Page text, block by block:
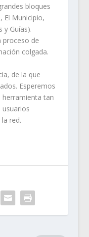
bloques
El Municipio,
y Guías).
proceso de
colgada.
de la que
Esperemos
herramienta tan
red.